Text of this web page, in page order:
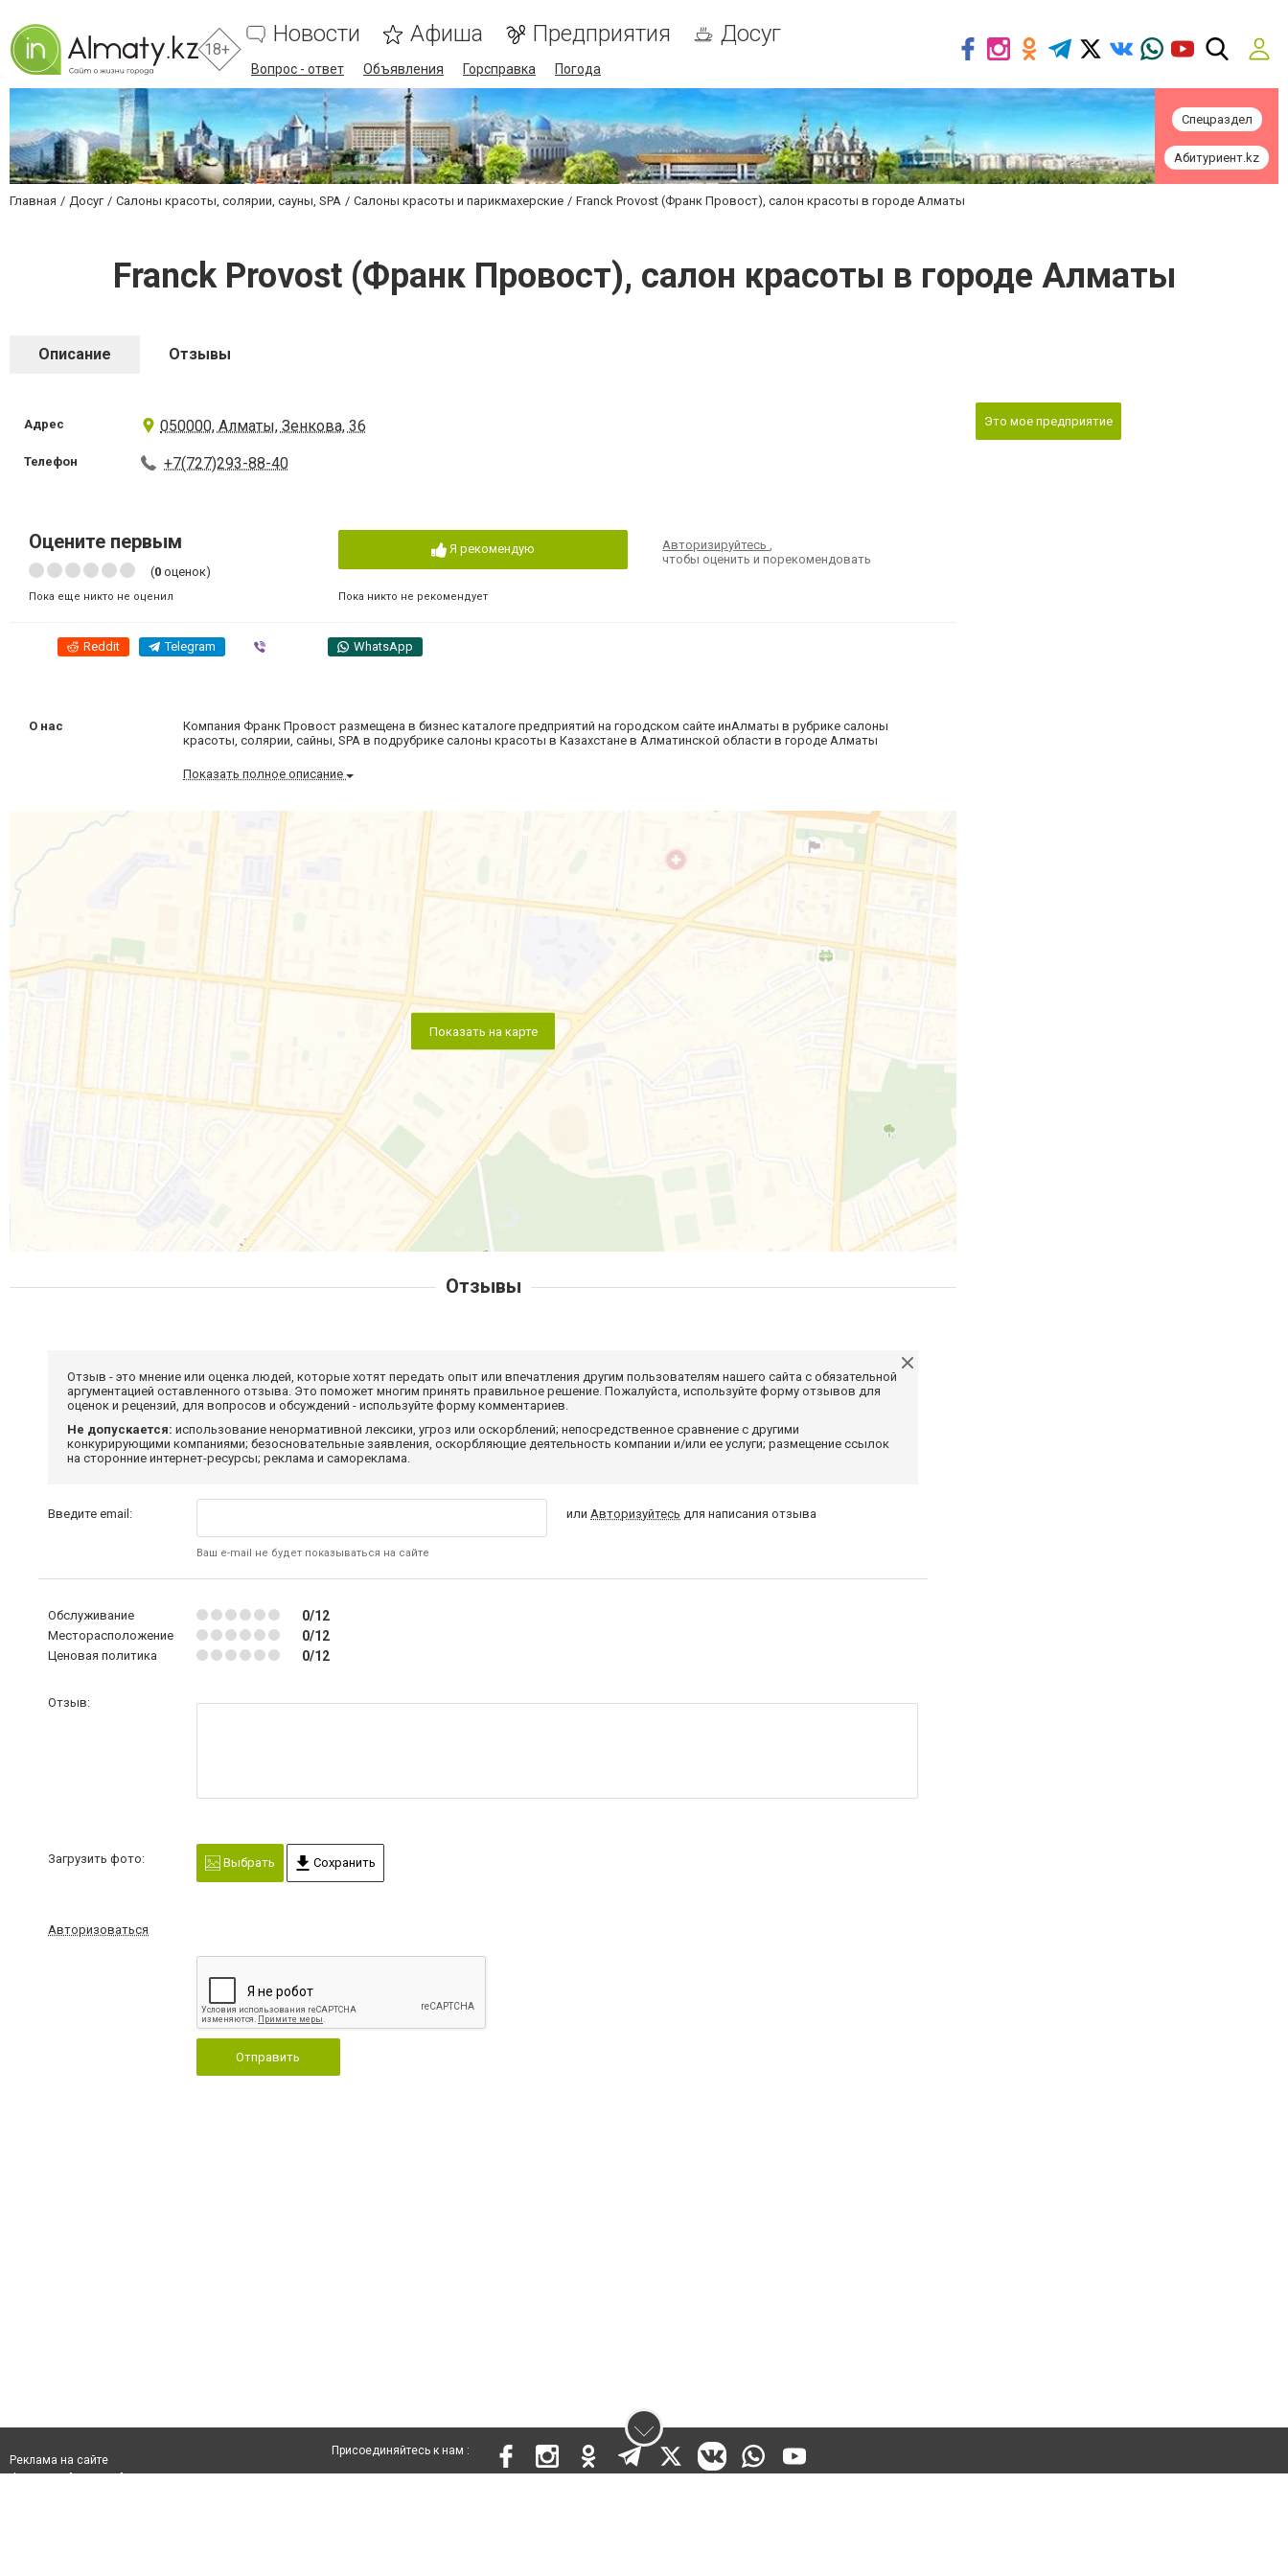
18+
Новости Афиша Предприятия Досуг
Вопрос - ответ Объявления Горсправка Погода
Спецраздел
Абитуриент.kz
Главная Досуг Салоны красоты, солярии, сауны, SPA Салоны красоты и парикмахерские Franck Provost (Франк Провост), салон красоты в городе Алматы
Franck Provost (Франк Провост), салон красоты в городе Алматы
Описание Отзывы
Адрес 050000, Алматы, Зенкова, 36
Телефон +7(727)293-88-40
Оцените первым
(0 оценок)
Пока еще никто не оценил
Я рекомендую
Пока никто не рекомендует
Авторизируйтесь,
чтобы оценить и порекомендовать
Reddit Telegram WhatsApp
О нас
Компания Франк Провост размещена в бизнес каталоге предприятий на городском сайте инАлматы в рубрике салоны
красоты, солярии, сайны, SPA в подрубрике салоны красоты в Казахстане в Алматинской области в городе Алматы
Показать полное описание
Показать на карте
Это мое предприятие
Отзывы
Отзыв - это мнение или оценка людей, которые хотят передать опыт или впечатления другим пользователям нашего сайта с обязательной
аргументацией оставленного отзыва. Это поможет многим принять правильное решение. Пожалуйста, используйте форму отзывов для
оценок и рецензий, для вопросов и обсуждений - используйте форму комментариев.
Не допускается: использование ненормативной лексики, угроз или оскорблений; непосредственное сравнение с другими
конкурирующими компаниями; безосновательные заявления, оскорбляющие деятельность компании и/или ее услуги; размещение ссылок
на сторонние интернет-ресурсы; реклама и самореклама.
Введите email:
Ваш e-mail не будет показываться на сайте
или Авторизуйтесь для написания отзыва
Обслуживание 0/12
Месторасположение 0/12
Ценовая политика 0/12
Отзыв:
Загрузить фото: Выбрать Сохранить
Авторизоваться
Отправить
Реклама на сайте
Присоединяйтесь к нам :